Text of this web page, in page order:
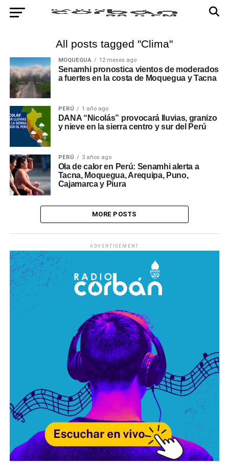
All posts tagged "Clima"
MOQUEGUA 12 meses ago
Senamhi pronostica vientos de moderados
a fuertes en la costa de Moquegua y Tacna
PERÚ 1 año ago
DANA “Nicolás” provocará lluvias, granizo
y nieve en la sierra centro y sur del Perú
PERÚ 3 años ago
Ola de calor en Perú: Senamhi alerta a
Tacna, Moquegua, Arequipa, Puno,
Cajamarca y Piura
MORE POSTS
ADVERTISEMENT